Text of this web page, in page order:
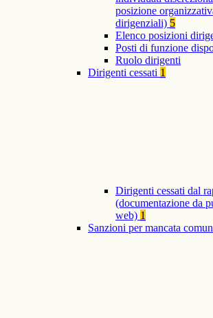
posizione
dirigenziali) 5
Elenco posizioni
Posti di funzione
Ruolo dirigenti
Dirigenti cessati 1
Dirigenti cessati dal
(documentazione da
web) 1
Sanzioni per mancata